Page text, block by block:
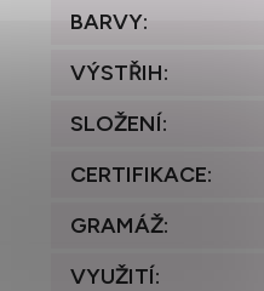
BARVY:
VÝSTŘIH:
SLOŽENÍ:
CERTIFIKACE:
GRAMÁŽ:
VYUŽITÍ: